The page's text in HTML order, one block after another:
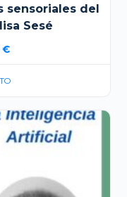
sensoriales del
Sesé
€El
precio
actual
10,00 €.